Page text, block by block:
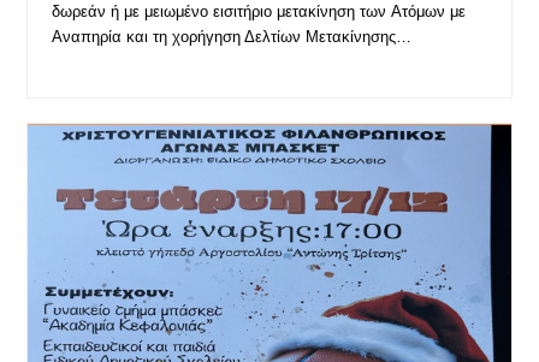
δωρεάν ή με μειωμένο εισιτήριο μετακίνηση των Ατόμων με
Αναπηρία και τη χορήγηση Δελτίων Μετακίνησης…